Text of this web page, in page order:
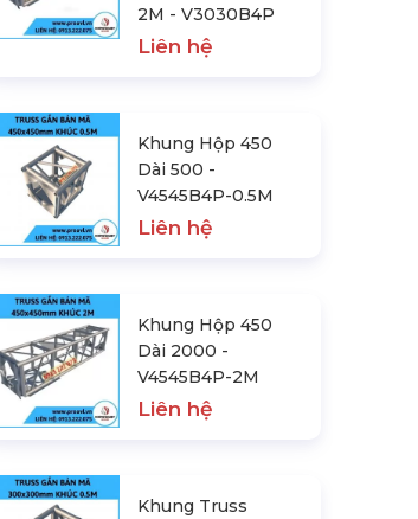
2M - V3030B4P
Liên hệ
Khung Hộp 450
Dài 500 -
V4545B4P-0.5M
Liên hệ
Khung Hộp 450
Dài 2000 -
V4545B4P-2M
Liên hệ
Khung Truss